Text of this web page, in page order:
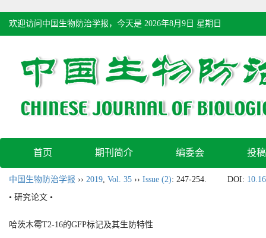
欢迎访问中国生物防治学报，今天是 2026年8月9日 星期日
首页 期刊简介 编委会 投
中国生物防治学报 ›› 2019, Vol. 35 ›› Issue (2): 247-254. DOI:
• 研究论文 •
哈茨木霉T2-16的GFP标记及其生防特性